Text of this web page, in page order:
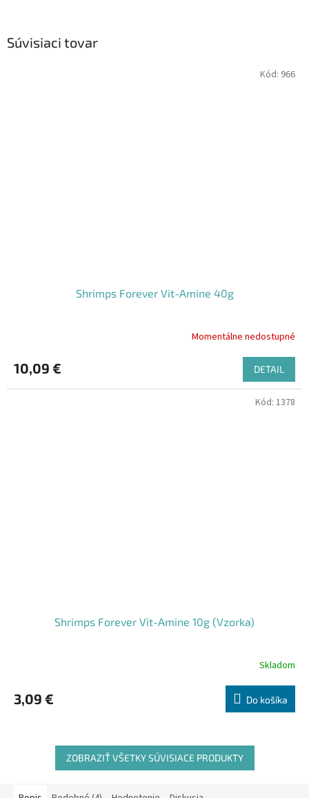
Súvisiaci tovar
Shrimps Forever Vit-Amine 40g
Momentálne nedostupné
10,09 € DETAIL
Kód: 966
Shrimps Forever Vit-Amine 10g (Vzorka)
Skladom
3,09 € Do košíka
Kód: 1378
ZOBRAZIŤ VŠETKY SÚVISIACE PRODUKTY